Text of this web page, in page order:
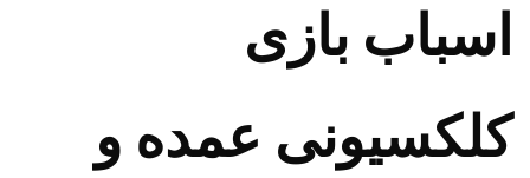
اسباب بازی
کلکسیونی عمده و